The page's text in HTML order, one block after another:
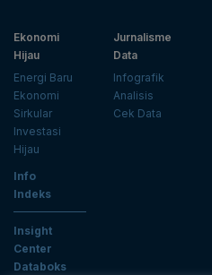
Ekonomi
Hijau
Energi Baru
Ekonomi
Sirkular
Investasi
Hijau
Jurnalisme
Data
Infografik
Analisis
Cek Data
Info
Indeks
Insight
Center
Databoks